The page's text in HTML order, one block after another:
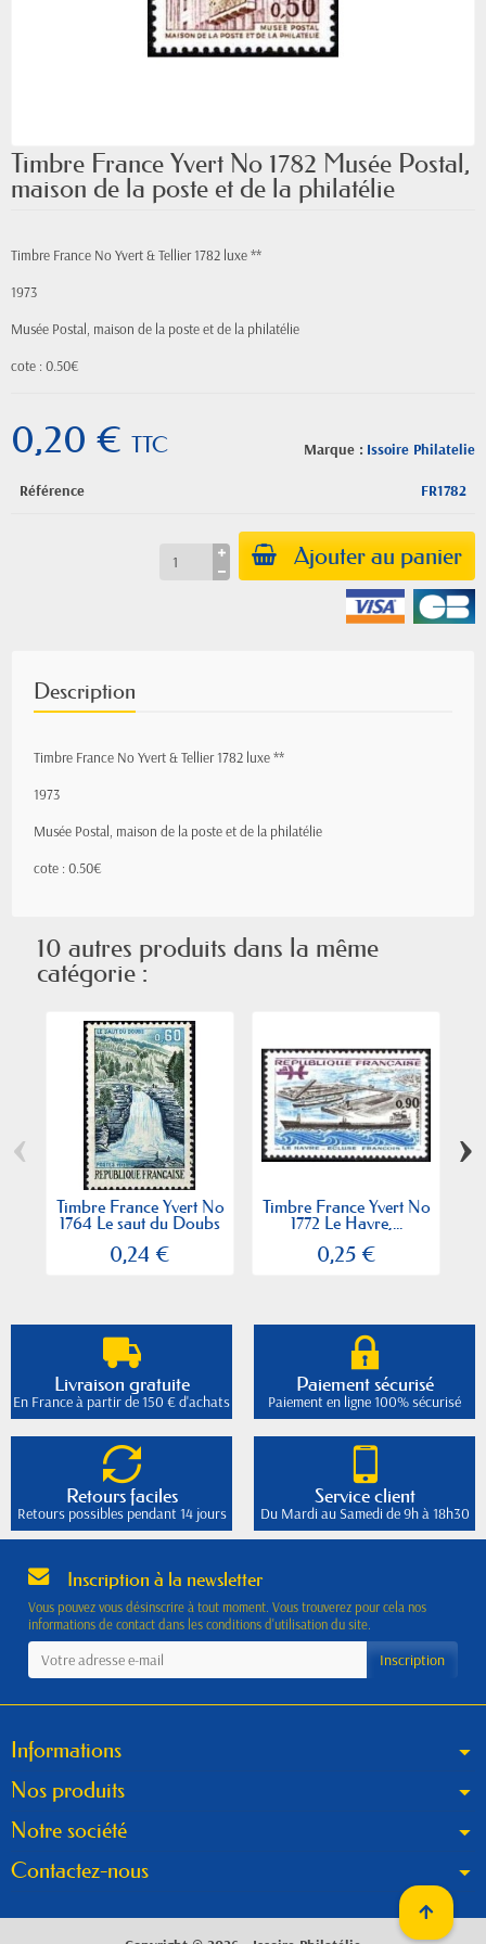
Timbre France Yvert No 1782 Musée Postal,
maison de la poste et de la philatélie
Timbre France No Yvert & Tellier 1782 luxe **
1973
Musée Postal, maison de la poste et de la philatélie
cote : 0.50€
Marque : Issoire Philatelie
0,20 € TTC
Référence FR1782
Ajouter au panier
Description
Timbre France No Yvert & Tellier 1782 luxe **
1973
Musée Postal, maison de la poste et de la philatélie
cote : 0.50€
10 autres produits dans la même
catégorie :
Timbre France Yvert No
1764 Le saut du Doubs
0,24 €
Timbre France Yvert No
1772 Le Havre,...
0,25 €
‹ ›
Livraison gratuite
En France à partir de 150 € d'achats
Paiement sécurisé
Paiement en ligne 100% sécurisé
Retours faciles
Retours possibles pendant 14 jours
Service client
Du Mardi au Samedi de 9h à 18h30
Inscription à la newsletter
Vous pouvez vous désinscrire à tout moment. Vous trouverez pour cela nos
informations de contact dans les conditions d'utilisation du site.
Informations
Nos produits
Notre société
Contactez-nous